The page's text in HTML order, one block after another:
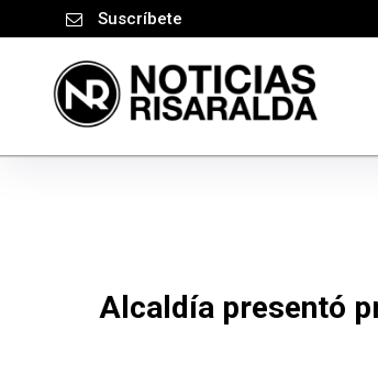
Suscríbete
Alcaldía presentó